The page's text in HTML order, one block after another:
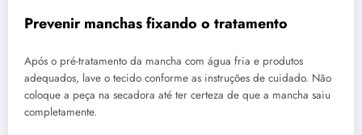
Prevenir manchas fixando o tratamento
Após o pré-tratamento da mancha com água fria e produtos
adequados, lave o tecido conforme as instruções de cuidado. Não
coloque a peça na secadora até ter certeza de que a mancha saiu
completamente.